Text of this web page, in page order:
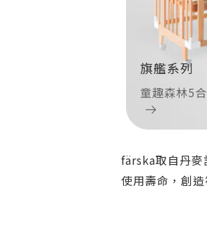
旗艦系列
童趣森林5
färska取自丹麥
使用壽命，創